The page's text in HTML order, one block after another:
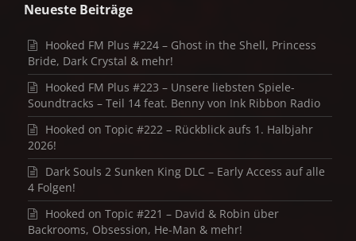
Neueste Beiträge
Hooked FM Plus #224 – Ghost in the Shell, Princess
Bride, Dark Crystal & mehr!
Hooked FM Plus #223 – Unsere liebsten Spiele-
Soundtracks – Teil 14 feat. Benny von Ink Ribbon Radio
Hooked on Topic #222 – Rückblick aufs 1. Halbjahr
2026!
Dark Souls 2 Sunken King DLC – Early Access auf alle
4 Folgen!
Hooked on Topic #221 – David & Robin über
Backrooms, Obsession, He-Man & mehr!